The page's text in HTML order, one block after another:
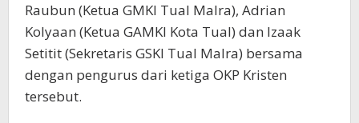
Raubun (Ketua GMKI Tual Malra), Adrian
Kolyaan (Ketua GAMKI Kota Tual) dan Izaak
Setitit (Sekretaris GSKI Tual Malra) bersama
dengan pengurus dari ketiga OKP Kristen
tersebut.